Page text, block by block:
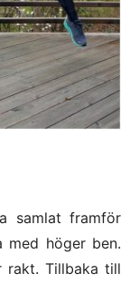
samlat framför
höger ben.
rakt. Tillbaka till